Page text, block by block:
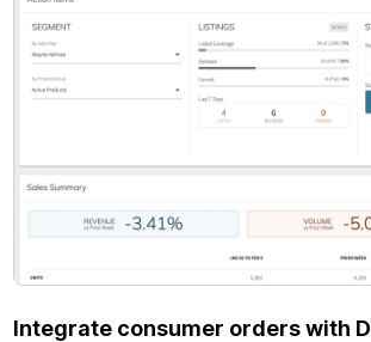
Integrate consumer orders with